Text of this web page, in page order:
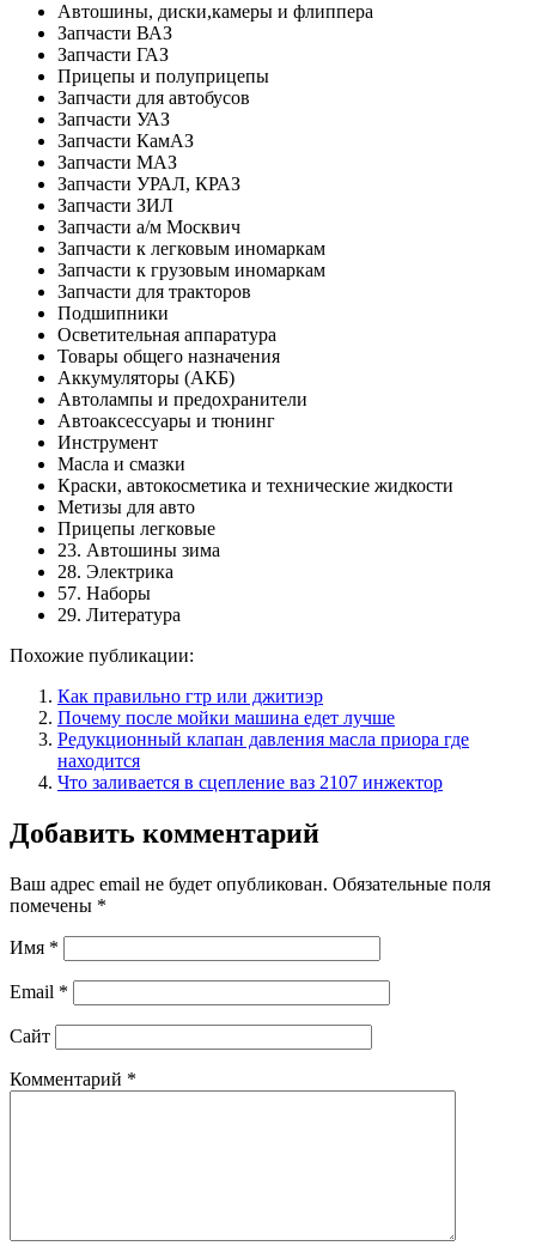
Автошины, диски,камеры и флиппера
Запчасти ВАЗ
Запчасти ГАЗ
Прицепы и полуприцепы
Запчасти для автобусов
Запчасти УАЗ
Запчасти КамАЗ
Запчасти МАЗ
Запчасти УРАЛ, КРАЗ
Запчасти ЗИЛ
Запчасти а/м Москвич
Запчасти к легковым иномаркам
Запчасти к грузовым иномаркам
Запчасти для тракторов
Подшипники
Осветительная аппаратура
Товары общего назначения
Аккумуляторы (АКБ)
Автолампы и предохранители
Автоаксессуары и тюнинг
Инструмент
Масла и смазки
Краски, автокосметика и технические жидкости
Метизы для авто
Прицепы легковые
23. Автошины зима
28. Электрика
57. Наборы
29. Литература
Похожие публикации:
Как правильно гтр или джитиэр
Почему после мойки машина едет лучше
Редукционный клапан давления масла приора где
находится
Что заливается в сцепление ваз 2107 инжектор
Добавить комментарий
Ваш адрес email не будет опубликован. Обязательные поля
помечены *
Имя *
Email *
Сайт
Комментарий *